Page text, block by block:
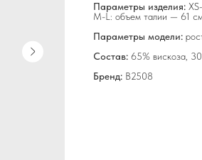
Параметры изделия:
M-L: объем талии — 61
Параметры модели:
Состав: 65% вискоза,
Бренд: B2508